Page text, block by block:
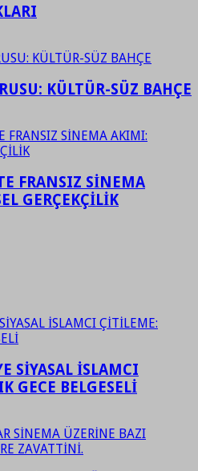
KÜLTÜR-SÜZ BAHÇE
FRANSIZ SİNEMA
GERÇEKÇİLİK
SİYASAL İSLAMCI
GECE BELGESELİ